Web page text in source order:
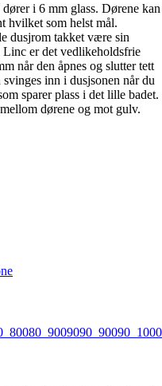
i 6 mm glass. Dørene kan
hvilket som helst mål.
dusjrom takket være sin
Linc er det vedlikeholdsfrie
når den åpnes og slutter tett
inn i dusjsonen når du
sparer plass i det lille badet.
dørene og mot gulv.
80_9009090_90090_1000